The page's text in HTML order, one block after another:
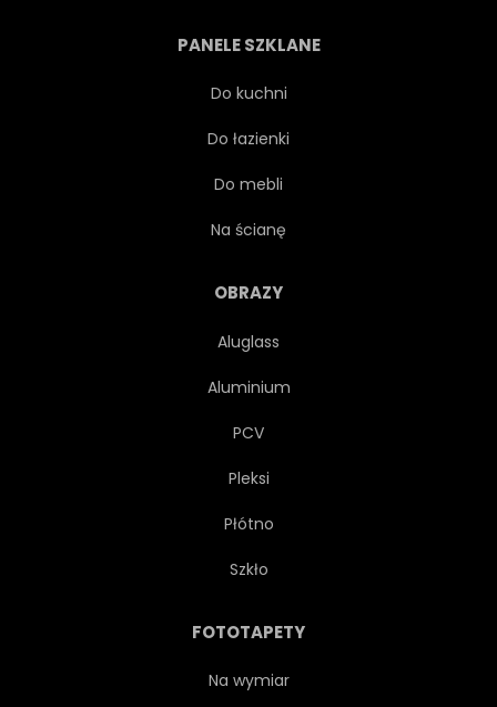
PANELE SZKLANE
Do kuchni
Do łazienki
Do mebli
Na ścianę
OBRAZY
Aluglass
Aluminium
PCV
Pleksi
Płótno
Szkło
FOTOTAPETY
Na wymiar